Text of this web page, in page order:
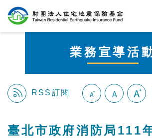
業務宣導活
RSS訂閱
臺北市政府消防局111